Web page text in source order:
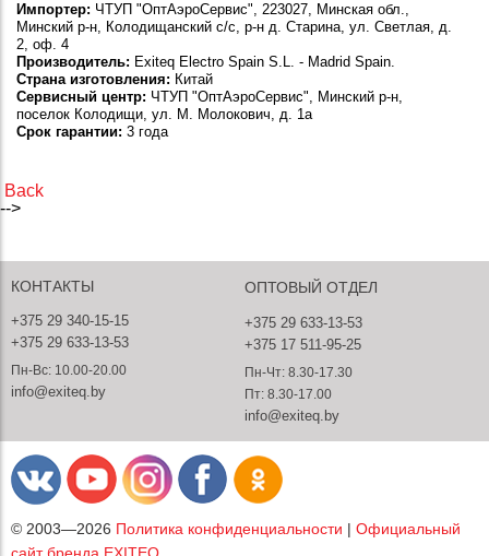
Импортер: ЧТУП "ОптАэроСервис", 223027, Минская обл.,
Минский р-н, Колодищанский с/с, р-н д. Старина, ул. Светлая, д.
2, оф. 4
Производитель: Exiteq Electro Spain S.L. - Madrid Spain.
Страна изготовления: Китай
Сервисный центр: ЧТУП "ОптАэроСервис", Минский р-н,
поселок Колодищи, ул. М. Молокович, д. 1а
Срок гарантии: 3 года
Back
-->
КОНТАКТЫ
+375 29 340-15-15
+375 29 633-13-53
Пн-Вс: 10.00-20.00
info@exiteq.by
ОПТОВЫЙ ОТДЕЛ
+375 29 633-13-53
+375 17 511-95-25
Пн-Чт: 8.30-17.30
Пт: 8.30-17.00
info@exiteq.by
© 2003—2026 Политика конфиденциальности | Официальный